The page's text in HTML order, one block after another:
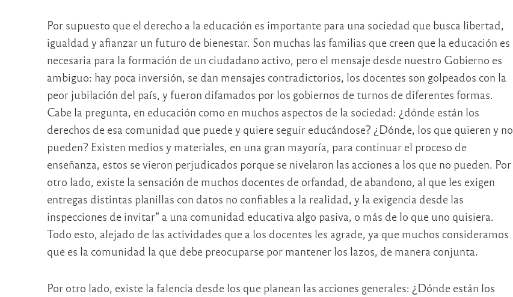
Por supuesto que el derecho a la educación es importante para una sociedad que busca libertad,
igualdad y afianzar un futuro de bienestar. Son muchas las familias que creen que la educación es
necesaria para la formación de un ciudadano activo, pero el mensaje desde nuestro Gobierno es
ambiguo: hay poca inversión, se dan mensajes contradictorios, los docentes son golpeados con la
peor jubilación del país, y fueron difamados por los gobiernos de turnos de diferentes formas.
Cabe la pregunta, en educación como en muchos aspectos de la sociedad: ¿dónde están los
derechos de esa comunidad que puede y quiere seguir educándose? ¿Dónde, los que quieren y no
pueden? Existen medios y materiales, en una gran mayoría, para continuar el proceso de
enseñanza, estos se vieron perjudicados porque se nivelaron las acciones a los que no pueden. Por
otro lado, existe la sensación de muchos docentes de orfandad, de abandono, al que les exigen
entregas distintas planillas con datos no confiables a la realidad, y la exigencia desde las
inspecciones de invitar” a una comunidad educativa algo pasiva, o más de lo que uno quisiera.
Todo esto, alejado de las actividades que a los docentes les agrade, ya que muchos consideramos
que es la comunidad la que debe preocuparse por mantener los lazos, de manera conjunta.
Por otro lado, existe la falencia desde los que planean las acciones generales: ¿Dónde están los